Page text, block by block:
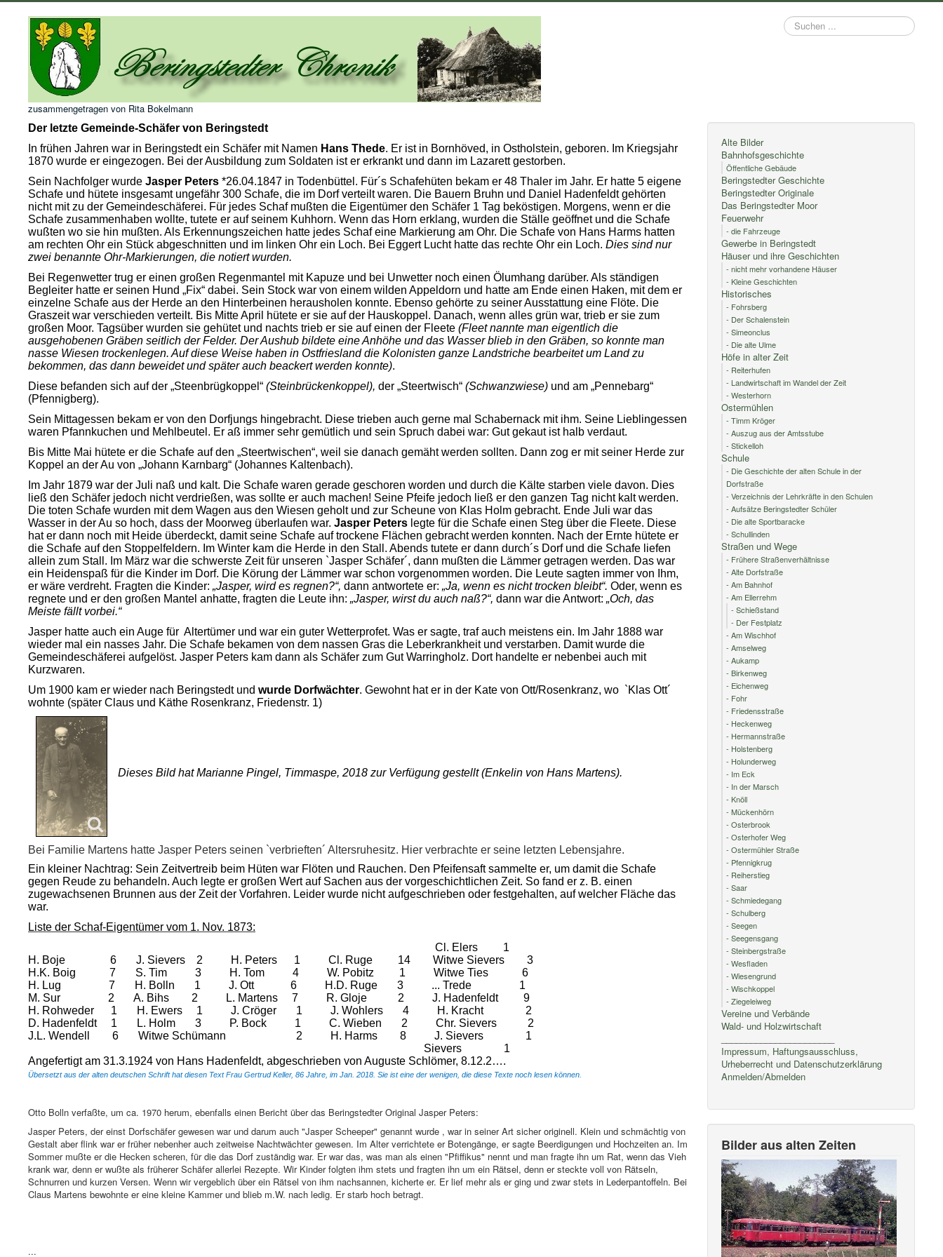
zusammengetragen von Rita Bokelmann
Suchen
...
Der letzte Gemeinde-Schäfer von Beringstedt
In frühen Jahren war in Beringstedt ein Schäfer mit Namen Hans Thede. Er ist in Bornhöved, in Ostholstein, geboren. Im Kriegsjahr
1870 wurde er eingezogen. Bei der Ausbildung zum Soldaten ist er erkrankt und dann im Lazarett gestorben.
Sein Nachfolger wurde Jasper Peters *26.04.1847 in Todenbüttel. Für´s Schafehüten bekam er 48 Thaler im Jahr. Er hatte 5 eigene
Schafe und hütete insgesamt ungefähr 300 Schafe, die im Dorf verteilt waren. Die Bauern Bruhn und Daniel Hadenfeldt gehörten
nicht mit zu der Gemeindeschäferei. Für jedes Schaf mußten die Eigentümer den Schäfer 1 Tag beköstigen. Morgens, wenn er die
Schafe zusammenhaben wollte, tutete er auf seinem Kuhhorn. Wenn das Horn erklang, wurden die Ställe geöffnet und die Schafe
wußten wo sie hin mußten. Als Erkennungszeichen hatte jedes Schaf eine Markierung am Ohr. Die Schafe von Hans Harms hatten
am rechten Ohr ein Stück abgeschnitten und im linken Ohr ein Loch. Bei Eggert Lucht hatte das rechte Ohr ein Loch. Dies sind nur
zwei benannte Ohr-Markierungen, die notiert wurden.
Bei Regenwetter trug er einen großen Regenmantel mit Kapuze und bei Unwetter noch einen Ölumhang darüber. Als ständigen
Begleiter hatte er seinen Hund „Fix“ dabei. Sein Stock war von einem wilden Appeldorn und hatte am Ende einen Haken, mit dem er
einzelne Schafe aus der Herde an den Hinterbeinen herausholen konnte. Ebenso gehörte zu seiner Ausstattung eine Flöte. Die
Graszeit war verschieden verteilt. Bis Mitte April hütete er sie auf der Hauskoppel. Danach, wenn alles grün war, trieb er sie zum
großen Moor. Tagsüber wurden sie gehütet und nachts trieb er sie auf einen der Fleete (Fleet nannte man eigentlich die
ausgehobenen Gräben seitlich der Felder. Der Aushub bildete eine Anhöhe und das Wasser blieb in den Gräben, so konnte man
nasse Wiesen trockenlegen. Auf diese Weise haben in Ostfriesland die Kolonisten ganze Landstriche bearbeitet um Land zu
bekommen, das dann beweidet und später auch beackert werden konnte).
Diese befanden sich auf der „Steenbrügkoppel“ (Steinbrückenkoppel), der „Steertwisch“ (Schwanzwiese) und am „Pennebarg“
(Pfennigberg).
Sein Mittagessen bekam er von den Dorfjungs hingebracht. Diese trieben auch gerne mal Schabernack mit ihm. Seine Lieblingessen
waren Pfannkuchen und Mehlbeutel. Er aß immer sehr gemütlich und sein Spruch dabei war: Gut gekaut ist halb verdaut.
Bis Mitte Mai hütete er die Schafe auf den „Steertwischen“, weil sie danach gemäht werden sollten. Dann zog er mit seiner Herde zur
Koppel an der Au von „Johann Karnbarg“ (Johannes Kaltenbach).
Im Jahr 1879 war der Juli naß und kalt. Die Schafe waren gerade geschoren worden und durch die Kälte starben viele davon. Dies
ließ den Schäfer jedoch nicht verdrießen, was sollte er auch machen! Seine Pfeife jedoch ließ er den ganzen Tag nicht kalt werden.
Die toten Schafe wurden mit dem Wagen aus den Wiesen geholt und zur Scheune von Klas Holm gebracht. Ende Juli war das
Wasser in der Au so hoch, dass der Moorweg überlaufen war. Jasper Peters legte für die Schafe einen Steg über die Fleete. Diese
hat er dann noch mit Heide überdeckt, damit seine Schafe auf trockene Flächen gebracht werden konnten. Nach der Ernte hütete er
die Schafe auf den Stoppelfeldern. Im Winter kam die Herde in den Stall. Abends tutete er dann durch´s Dorf und die Schafe liefen
allein zum Stall. Im März war die schwerste Zeit für unseren `Jasper Schäfer´, dann mußten die Lämmer getragen werden. Das war
ein Heidenspaß für die Kinder im Dorf. Die Körung der Lämmer war schon vorgenommen worden. Die Leute sagten immer von Ihm,
er wäre verdreht. Fragten die Kinder: „Jasper, wird es regnen?“, dann antwortete er: „Ja, wenn es nicht trocken bleibt“. Oder, wenn es
regnete und er den großen Mantel anhatte, fragten die Leute ihn: „Jasper, wirst du auch naß?“, dann war die Antwort: „Och, das
Meiste fällt vorbei.“
Jasper hatte auch ein Auge für Altertümer und war ein guter Wetterprofet. Was er sagte, traf auch meistens ein. Im Jahr 1888 war
wieder mal ein nasses Jahr. Die Schafe bekamen von dem nassen Gras die Leberkrankheit und verstarben. Damit wurde die
Gemeindeschäferei aufgelöst. Jasper Peters kam dann als Schäfer zum Gut Warringholz. Dort handelte er nebenbei auch mit
Kurzwaren.
Um 1900 kam er wieder nach Beringstedt und wurde Dorfwächter. Gewohnt hat er in der Kate von Ott/Rosenkranz, wo `Klas Ott´
wohnte (später Claus und Käthe Rosenkranz, Friedenstr. 1)
Dieses Bild hat Marianne Pingel, Timmaspe, 2018 zur Verfügung gestellt (Enkelin von Hans Martens).
Bei Familie Martens hatte Jasper Peters seinen `verbrieften´ Altersruhesitz. Hier verbrachte er seine letzten Lebensjahre.
Ein kleiner Nachtrag: Sein Zeitvertreib beim Hüten war Flöten und Rauchen. Den Pfeifensaft sammelte er, um damit die Schafe
gegen Reude zu behandeln. Auch legte er großen Wert auf Sachen aus der vorgeschichtlichen Zeit. So fand er z. B. einen
zugewachsenen Brunnen aus der Zeit der Vorfahren. Leider wurde nicht aufgeschrieben oder festgehalten, auf welcher Fläche das
war.
Liste der Schaf-Eigentümer vom 1. Nov. 1873:
Cl. Elers
1
H. Boje
6 J. Sievers 2 H. Peters 1 Cl. Ruge 14 Witwe Sievers
3
H.K. Boig
7 S. Tim 3 H. Tom 4 W. Pobitz 1 Witwe Ties
6
H. Lug
7 H. Bolln 1 J. Ott 6 H.D. Ruge 3 ... Trede
1
M. Sur
2 A. Bihs 2 L. Martens 7 R. Gloje 2 J. Hadenfeldt
9
H. Rohweder
1 H. Ewers 1 J. Cröger 1 J. Wohlers 4 H. Kracht
2
D. Hadenfeldt
1 L. Holm 3 P. Bock 1 C. Wieben 2 Chr. Sievers
2
J.L. Wendell
6 Witwe Schümann 2 H. Harms 8 J. Sievers
1
Sievers
1
Angefertigt am 31.3.1924 von Hans Hadenfeldt, abgeschrieben von Auguste Schlömer, 8.12.2….
Übersetzt aus der alten deutschen Schrift hat diesen Text Frau Gertrud Keller, 86 Jahre, im Jan. 2018. Sie ist eine der wenigen, die diese Texte noch lesen können.
Otto Bolln verfaßte, um ca. 1970 herum, ebenfalls einen Bericht über das Beringstedter Original Jasper Peters:
Jasper Peters, der einst Dorfschäfer gewesen war und darum auch "Jasper Scheeper" genannt wurde , war in seiner Art sicher originell. Klein und schmächtig von
Gestalt aber flink war er früher nebenher auch zeitweise Nachtwächter gewesen. Im Alter verrichtete er Botengänge, er sagte Beerdigungen und Hochzeiten an. Im
Sommer mußte er die Hecken scheren, für die das Dorf zuständig war. Er war das, was man als einen "Pfiffikus" nennt und man fragte ihn um Rat, wenn das Vieh
krank war, denn er wußte als früherer Schäfer allerlei Rezepte. Wir Kinder folgten ihm stets und fragten ihn um ein Rätsel, denn er steckte voll von Rätseln,
Schnurren und kurzen Versen. Wenn wir vergeblich über ein Rätsel von ihm nachsannen, kicherte er. Er lief mehr als er ging und zwar stets in Lederpantoffeln. Bei
Claus Martens bewohnte er eine kleine Kammer und blieb m.W. nach ledig. Er starb hoch betragt.
...
Alte Bilder
Bahnhofsgeschichte
Öffentliche Gebäude
Beringstedter Geschichte
Beringstedter Originale
Das Beringstedter Moor
Feuerwehr
- die Fahrzeuge
Gewerbe in Beringstedt
Häuser und ihre Geschichten
- nicht mehr vorhandene Häuser
- Kleine Geschichten
Historisches
- Fohrsberg
- Der Schalenstein
- Simeonclus
- Die alte Ulme
Höfe in alter Zeit
- Reiterhufen
- Landwirtschaft im Wandel der Zeit
- Westerhorn
Ostermühlen
- Timm Kröger
- Auszug aus der Amtsstube
- Stickelloh
Schule
- Die Geschichte der alten Schule in der
Dorfstraße
- Verzeichnis der Lehrkräfte in den Schulen
- Aufsätze Beringstedter Schüler
- Die alte Sportbaracke
- Schullinden
Straßen und Wege
- Frühere Straßenverhältnisse
- Alte Dorfstraße
- Am Bahnhof
- Am Ellerrehm
- Schießstand
- Der Festplatz
- Am Wischhof
- Amselweg
- Aukamp
- Birkenweg
- Eichenweg
- Fohr
- Friedensstraße
- Heckenweg
- Hermannstraße
- Holstenberg
- Holunderweg
- Im Eck
- In der Marsch
- Knöll
- Mückenhörn
- Osterbrook
- Osterhofer Weg
- Ostermühler Straße
- Pfennigkrug
- Reiherstieg
- Saar
- Schmiedegang
- Schulberg
- Seegen
- Seegensgang
- Steinbergstraße
- Wesfladen
- Wiesengrund
- Wischkoppel
- Ziegeleiweg
Vereine und Verbände
Wald- und Holzwirtschaft
Impressum, Haftungsausschluss,
Urheberrecht und Datenschutzerklärung
Anmelden/Abmelden
Bilder aus alten Zeiten